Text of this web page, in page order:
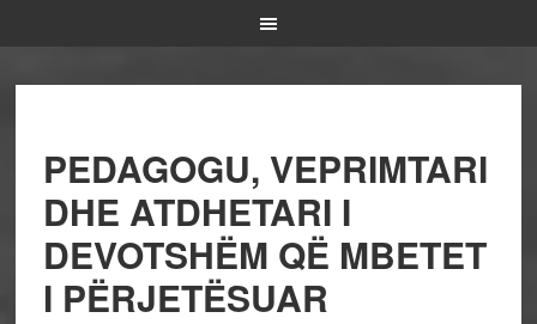
PEDAGOGU, VEPRIMTARI
DHE ATDHETARI I
DEVOTSHËM QË MBETET
I PËRJETËSUAR